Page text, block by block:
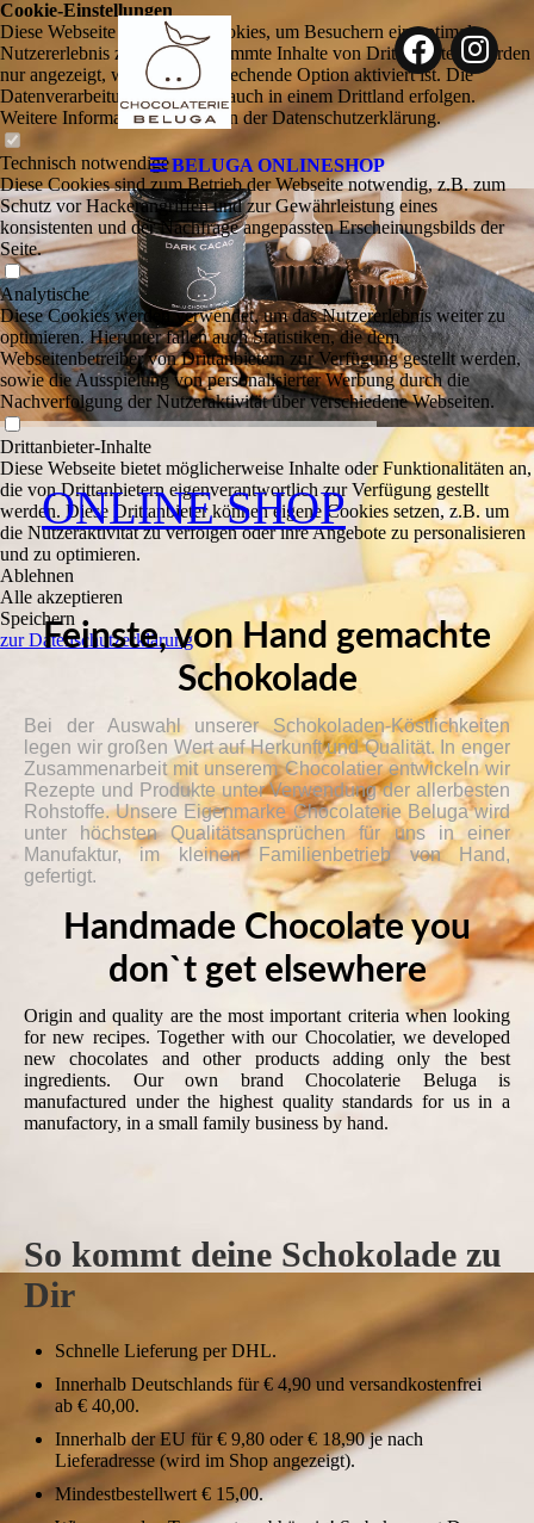
BELUGA ONLINESHOP
ONLINE SHOP
Feinste, von Hand gemachte
Schokolade
Bei der Auswahl unserer Schokoladen-Köstlichkeiten
legen wir großen Wert auf Herkunft und Qualität. In enger
Zusammenarbeit mit unserem Chocolatier entwickeln wir
Rezepte und Produkte unter Verwendung der allerbesten
Rohstoffe. Unsere Eigenmarke Chocolaterie Beluga wird
unter höchsten Qualitätsansprüchen für uns in einer
Manufaktur, im kleinen Familienbetrieb von Hand,
gefertigt.
Handmade Chocolate you
don`t get elsewhere
Origin and quality are the most important criteria when looking
for new recipes. Together with our Chocolatier, we developed
new chocolates and other products adding only the best
ingredients. Our own brand Chocolaterie Beluga is
manufactured under the highest quality standards for us in a
manufactory, in a small family business by hand.
So kommt deine Schokolade zu
Dir
Schnelle Lieferung per DHL.
Innerhalb Deutschlands für € 4,90 und versandkostenfrei
ab € 40,00.
Innerhalb der EU für € 9,80 oder € 18,90 je nach
Lieferadresse (wird im Shop angezeigt).
Mindestbestellwert € 15,00.
Cookie-Einstellungen
Diese Webseite verwendet Cookies, um Besuchern ein optimales
Nutzererlebnis zu bieten. Bestimmte Inhalte von Drittanbietern werden
nur angezeigt, wenn die entsprechende Option aktiviert ist. Die
Datenverarbeitung kann dann auch in einem Drittland erfolgen.
Weitere Informationen hierzu in der Datenschutzerklärung.
Technisch notwendige
Diese Cookies sind zum Betrieb der Webseite notwendig, z.B. zum
Schutz vor Hackerangriffen und zur Gewährleistung eines
konsistenten und der Nachfrage angepassten Erscheinungsbilds der
Seite.
Analytische
Diese Cookies werden verwendet, um das Nutzererlebnis weiter zu
optimieren. Hierunter fallen auch Statistiken, die dem
Webseitenbetreiber von Drittanbietern zur Verfügung gestellt werden,
sowie die Ausspielung von personalisierter Werbung durch die
Nachverfolgung der Nutzeraktivität über verschiedene Webseiten.
Drittanbieter-Inhalte
Diese Webseite bietet möglicherweise Inhalte oder Funktionalitäten an,
die von Drittanbietern eigenverantwortlich zur Verfügung gestellt
werden. Diese Drittanbieter können eigene Cookies setzen, z.B. um
die Nutzeraktivität zu verfolgen oder ihre Angebote zu personalisieren
und zu optimieren.
Ablehnen
Alle akzeptieren
Speichern
zur Datenschutzerklärung